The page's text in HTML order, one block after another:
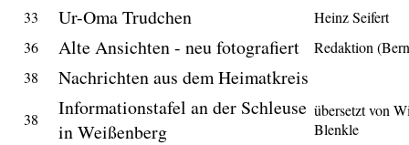
33 Ur-Oma Trudchen
Heinz Seifert
36
Alte Ansichten - neu fotografiert
Redaktion
38
Nachrichten aus dem Heimatkreis
38
Informationstafel an der Schleuse
in Weißenberg
übersetzt von
Blenkle